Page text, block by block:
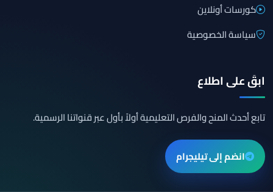
كورسات أونلاين
سياسة الخصوصية
ابقَ على اطلاع
تابع أحدث المنح والفرص التعليمية أولاً بأول عبر قنواتنا الرسمية.
انضم إلى تيليجرام